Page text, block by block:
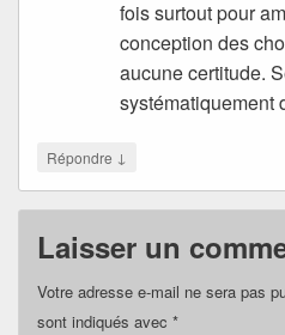
fois surtout pour
conception des
aucune certitude.
systématiquement
Répondre ↓
Laisser un
Votre adresse e-mail ne sera pas
sont indiqués avec *